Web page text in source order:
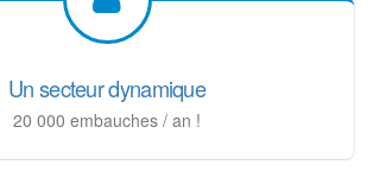
Un secteur dynamique
20 000 embauches / an !